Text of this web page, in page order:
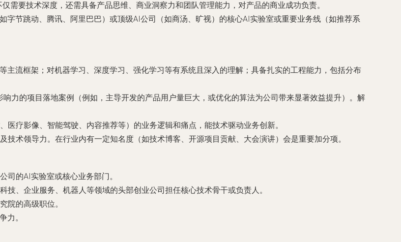
需要技术深度，还需具备产品思维、商业洞察力和团队管理能力，对产品的商业成功负责。
字节跳动、腾讯、阿里巴巴）或顶级AI公司（如商汤、旷视）的核心AI实验室或重要业务线（如推荐系
主流框架；对机器学习、深度学习、强化学习等有系统且深入的理解；具备扎实的工程能力，包括分布
响力的项目落地案例（例如，主导开发的产品用户量巨大，或优化的算法为公司带来显著效益提升）。解
医疗影像、智能驾驶、内容推荐等）的业务逻辑和痛点，能技术驱动业务创新。
技术领导力。在行业内有一定知名度（如技术博客、开源项目贡献、大会演讲）会是重要加分项。
司的AI实验室或核心业务部门。
技、企业服务、机器人等领域的头部创业公司担任核心技术骨干或负责人。
院的高级职位。
力。